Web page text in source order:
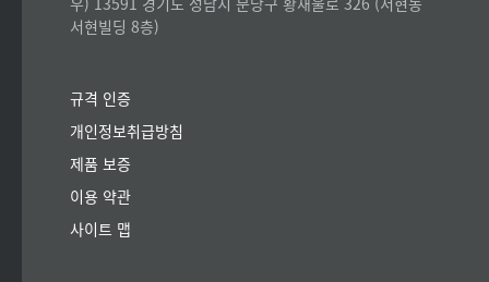
서현빌딩 8층)
규격 인증
개인정보취급방침
제품 보증
이용 약관
사이트 맵